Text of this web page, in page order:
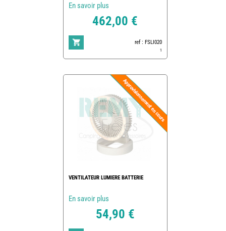
En savoir plus
462,00 €
ref : FSLI020
1
VENTILATEUR LUMIERE BATTERIE
En savoir plus
54,90 €